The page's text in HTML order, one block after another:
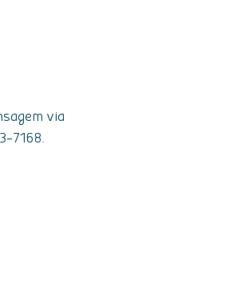
via
7168.